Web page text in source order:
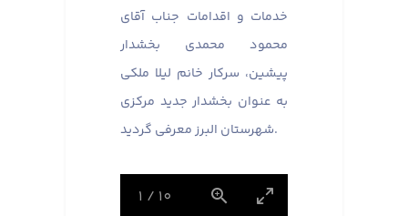
خدمات و اقدامات جناب آقای
محمود محمدی بخشدار
پیشین، سرکار خانم لیلا ملکی
به عنوان بخشدار جدید مرکزی
شهرستان البرز معرفی گردید.
1 / 10